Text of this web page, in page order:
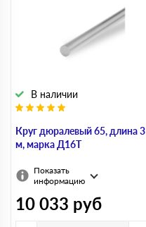
Круг дюралевый 65, длина 3
м, марка Д16Т
В наличии
Показать
информацию
10 033 руб